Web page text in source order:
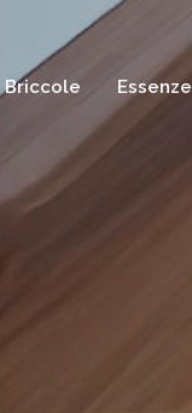
Briccole Essenze